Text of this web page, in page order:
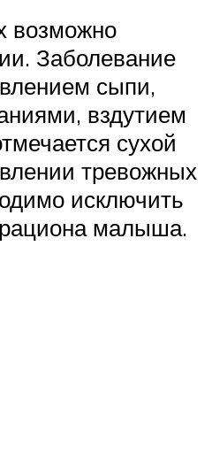
возможно
Заболевание
сыпи,
вздутием
сухой
тревожных
исключить
малыша.